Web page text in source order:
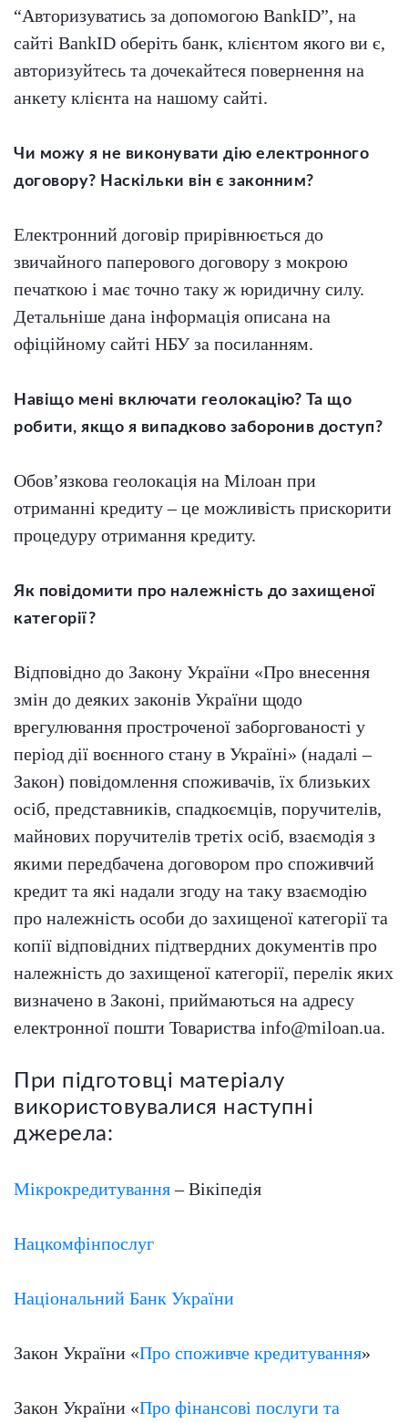
“Авторизуватись за допомогою BankID”, на
сайті BankID оберіть банк, клієнтом якого ви є,
авторизуйтесь та дочекайтеся повернення на
анкету клієнта на нашому сайті.
Чи можу я не виконувати дію електронного
договору? Наскільки він є законним?
Електронний договір прирівнюється до
звичайного паперового договору з мокрою
печаткою і має точно таку ж юридичну силу.
Детальніше дана інформація описана на
офіційному сайті НБУ за посиланням.
Навіщо мені включати геолокацію? Та що
робити, якщо я випадково заборонив доступ?
Обов’язкова геолокація на Мілоан при
отриманні кредиту – це можливість прискорити
процедуру отримання кредиту.
Як повідомити про належність до захищеної
категорії?
Відповідно до Закону України «Про внесення
змін до деяких законів України щодо
врегулювання простроченої заборгованості у
період дії воєнного стану в Україні» (надалі –
Закон) повідомлення споживачів, їх близьких
осіб, представників, спадкоємців, поручителів,
майнових поручителів третіх осіб, взаємодія з
якими передбачена договором про споживчий
кредит та які надали згоду на таку взаємодію
про належність особи до захищеної категорії та
копії відповідних підтвердних документів про
належність до захищеної категорії, перелік яких
визначено в Законі, приймаються на адресу
електронної пошти Товариства info@miloan.ua.
При підготовці матеріалу
використовувалися наступні
джерела:
Мікрокредитування– Вікіпедія
Нацкомфінпослуг
Національний Банк України
Закон України «Про споживче кредитування»
Закон України «Про фінансові послуги та